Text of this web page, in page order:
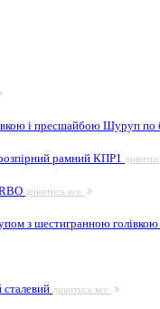
і пресшайбою Шуруп по
рамний КПР1
дивитись все
з шестигранною голівкою
дивитись все